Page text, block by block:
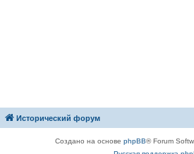
Исторический форум
Создано на основе phpBB® Forum